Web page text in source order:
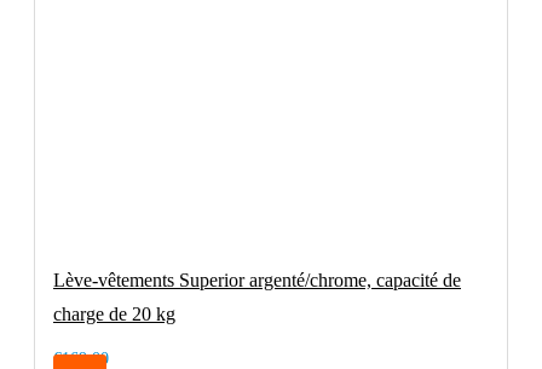
Lève-vêtements Superior argenté/chrome, capacité de
charge de 20 kg
€169.00